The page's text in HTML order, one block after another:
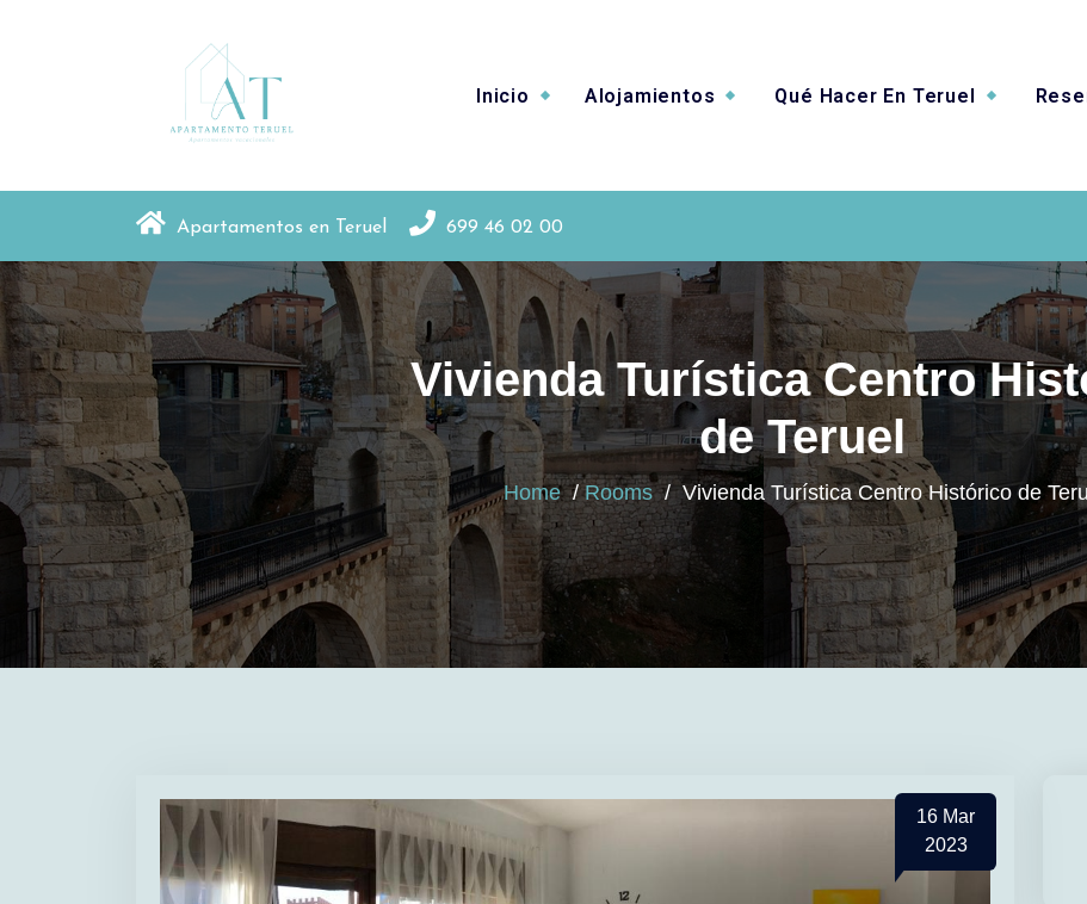
Apartamentos en Teruel y en La Puebla de Valverde
Inicio Alojamientos Qué Hacer En Teruel
Apartamentos en Teruel 699 46 02 00
Vivienda Turística Centro
de Teruel
Home/Rooms/ Vivienda Turística Centro Histórico de
16 Mar
2023